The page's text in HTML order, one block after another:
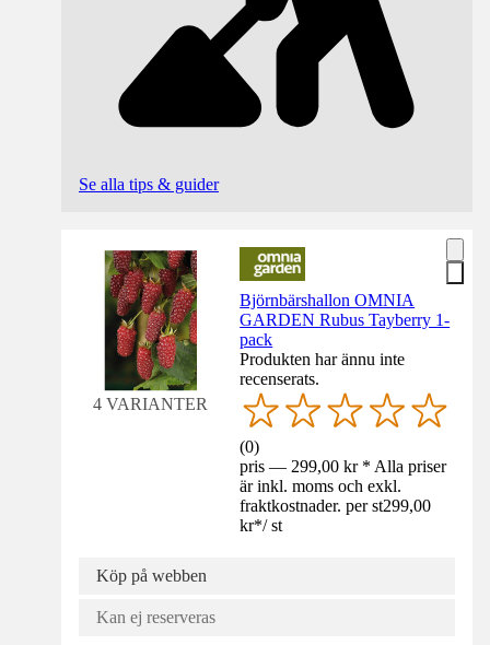
Se alla tips & guider
4 VARIANTER
Björnbärshallon OMNIA
GARDEN Rubus Tayberry 1-
pack
Produkten har ännu inte
recenserats.
(0)
pris — 299,00 kr * Alla priser
är inkl. moms och exkl.
fraktkostnader. per st299,00
kr*/ st
Köp på webben
Kan ej reserveras